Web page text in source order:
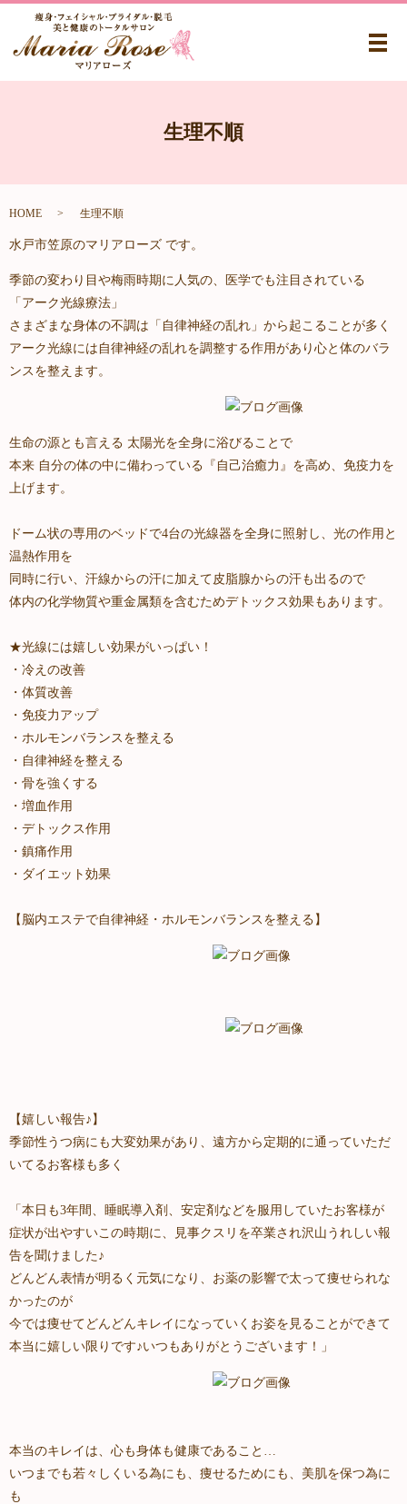
メ
生理不順
HOME 生理不順
水戸市笠原のマリアローズ です。
季節の変わり目や梅雨時期に人気の、医学でも注目されている
「アーク光線療法」
さまざまな身体の不調は「自律神経の乱れ」から起こることが多く
アーク光線には自律神経の乱れを調整する作用があり心と体のバラ
ンスを整えます。
生命の源とも言える 太陽光を全身に浴びることで
本来 自分の体の中に備わっている『自己治癒力』を高め、免疫力を
上げます。
ドーム状の専用のベッドで4台の光線器を全身に照射し、光の作用と
温熱作用を
同時に行い、汗線からの汗に加えて皮脂腺からの汗も出るので
体内の化学物質や重金属類を含むためデトックス効果もあります。
★光線には嬉しい効果がいっぱい！
・冷えの改善
・体質改善
・免疫力アップ
・ホルモンバランスを整える
・自律神経を整える
・骨を強くする
・増血作用
・デトックス作用
・鎮痛作用
・ダイエット効果
【脳内エステで自律神経・ホルモンバランスを整える】
【嬉しい報告♪】
季節性うつ病にも大変効果があり、遠方から定期的に通っていただ
いてるお客様も多く
「本日も3年間、睡眠導入剤、安定剤などを服用していたお客様が
症状が出やすいこの時期に、見事クスリを卒業され沢山うれしい報
告を聞けました♪
どんどん表情が明るく元気になり、お薬の影響で太って痩せられな
かったのが
今では痩せてどんどんキレイになっていくお姿を見ることができて
本当に嬉しい限りです♪いつもありがとうございます！」
本当のキレイは、心も身体も健康であること…
いつまでも若々しくいる為にも、痩せるためにも、美肌を保つ為に
も